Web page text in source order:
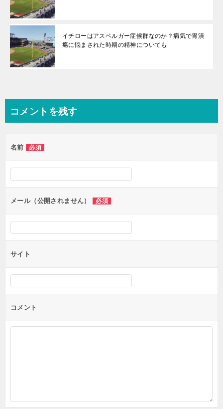
イチローはアスペルガー症候群なのか？病気で胃潰
瘍に悩まされた時期の精神についても
コメントを残す
名前 必須
メール（公開されません） 必須
サイト
コメント